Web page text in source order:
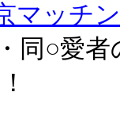
マッチ
同○愛